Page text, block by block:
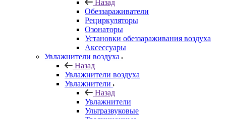
Назад
Обеззараживатели
Рециркуляторы
Озонаторы
Установки обеззараживания воздуха
Аксессуары
Увлажнители воздуха
Назад
Увлажнители воздуха
Увлажнители
Назад
Увлажнители
Ультразвуковые